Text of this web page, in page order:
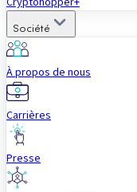
Société
À propos de nous
Carrières
Presse